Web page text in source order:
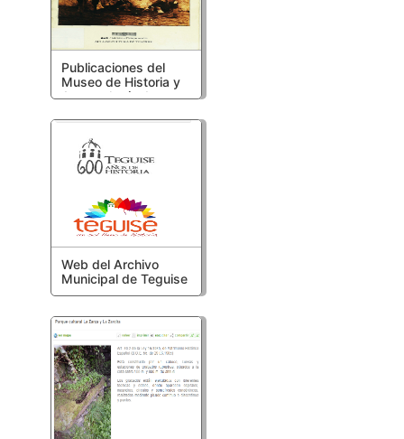
Publicaciones del
Museo de Historia y
Antropología de
Web del Archivo
Municipal de Teguise